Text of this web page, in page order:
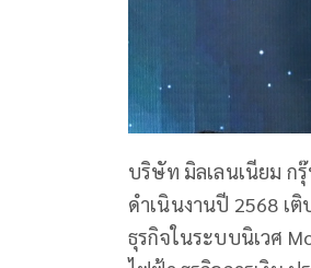
บริษัท มิลเลนเนียม ก
ดำเนินงานปี 2568 เ
ธุรกิจในระบบนิเวศ